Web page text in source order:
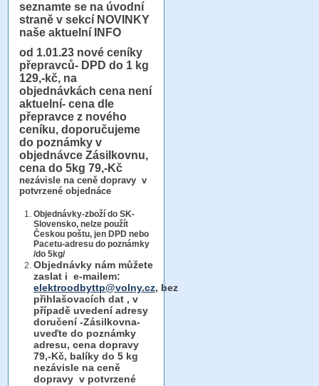
seznamte se na úvodní
straně v sekcí NOVINKY
naše aktuelní INFO
od 1.01.23 nové ceníky
přepravců- DPD do 1 kg
129,-kč, na
objednávkách cena není
aktuelní- cena dle
přepravce z nového
ceníku, doporučujeme
do poznámky v
objednávce Zásilkovnu,
cena do 5kg 79,-Kč
nezávisle na ceně dopravy v
potvrzené objednáce
Objednávky-zboží do SK-
Slovensko, nelze použít
Českou poštu, jen DPD nebo
Pacetu-adresu do poznámky
/do 5kg/
Objednávky nám můžete
zaslat i e-mailem:
elektroodbyttp@volny.cz, bez
přihlašovacích dat , v
případě uvedení adresy
doručení -Zásilkovna-
uveďte do poznámky
adresu, cena dopravy
79,-Kč, balíky do 5 kg
nezávisle na ceně
dopravy v potvrzené